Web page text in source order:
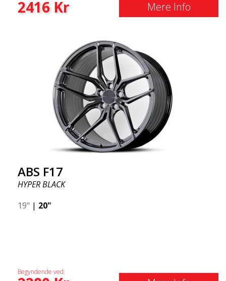
2416Kr Mere Info
ABS F17
HYPER BLACK
19" | 20"
Begyndende ved: